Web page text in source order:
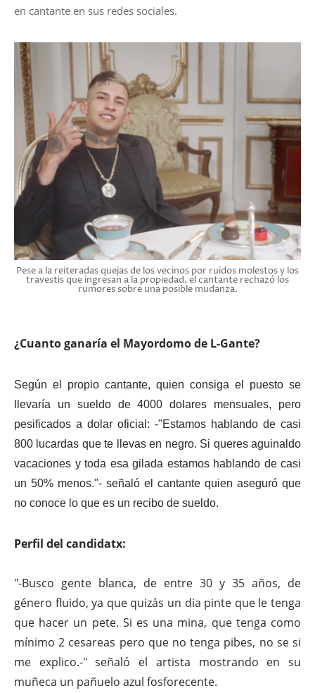
en cantante en sus redes sociales.
Pese a la reiteradas quejas de los vecinos por ruidos molestos y los
travestis que ingresan a la propiedad, el cantante rechazó los
rumores sobre una posible mudanza.
¿Cuanto ganaría el Mayordomo de L-Gante?
Según el propio cantante, quien consiga el puesto se
llevaría un sueldo de 4000 dolares mensuales, pero
pesificados a dolar oficial: -"Estamos hablando de casi
800 lucardas que te llevas en negro. Si queres aguinaldo
vacaciones y toda esa gilada estamos hablando de casi
un 50% menos."- señaló el cantante quien aseguró que
no conoce lo que es un recibo de sueldo.
Perfil del candidatx:
"-Busco gente blanca, de entre 30 y 35 años, de
género fluido, ya que quizás un dia pinte que le tenga
que hacer un pete. Si es una mina, que tenga como
mínimo 2 cesareas pero que no tenga pibes, no se si
me explico.-" señaló el artista mostrando en su
muñeca un pañuelo azul fosforecente.